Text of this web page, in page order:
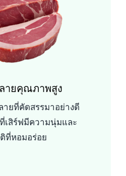
ายคุณภาพสูง
ายที่คัดสรรมาอย่างดี
เสิร์ฟมีความนุ่มและ
ที่หอมอร่อย